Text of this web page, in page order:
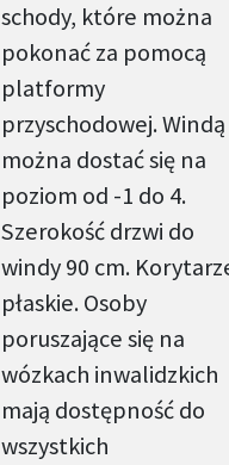
schody, które można
pokonać za pomocą
platformy
przyschodowej. Windą
można dostać się na
poziom od -1 do 4.
Szerokość drzwi do
windy 90 cm.
płaskie. Osoby
poruszające się na
wózkach inwalidzkich
mają dostępność do
wszystkich